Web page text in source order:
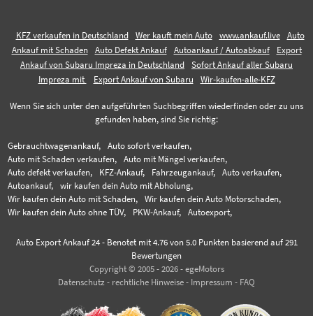
KFZ verkaufen in Deutschland Wer kauft mein Auto www.ankauf.live
Auto
Ankauf mit Schaden
Auto Defekt Ankauf Autoankauf / Autoabkauf
Export
Ankauf von Subaru Impreza in Deutschland
Sofort Ankauf aller Subaru
Impreza mit
Export Ankauf von Subaru Wir-kaufen-alle-KFZ
Wenn Sie sich unter den aufgeführten Suchbegriffen wiederfinden oder zu uns
gefunden haben, sind Sie richtig:
Gebrauchtwagenankauf,
Auto sofort verkaufen,
Auto mit Schaden verkaufen,
Auto mit Mängel verkaufen,
Auto defekt verkaufen,
KFZ-Ankauf, Fahrzeugankauf,
Auto verkaufen,
Autoankauf,
wir kaufen dein Auto mit Abholung,
Wir kaufen dein Auto mit Schaden,
Wir kaufen dein Auto Motorschaden,
Wir kaufen dein Auto ohne TÜV,
PKW-Ankauf, Autoexport,
Auto Export Ankauf 24- Benotet mit 4.76von 5.0 Punkten basierend auf 291
Bewertungen
Copyright © 2005 - 2026 - egeMotors
Datenschutz - rechtliche Hinweise - Impressum - FAQ